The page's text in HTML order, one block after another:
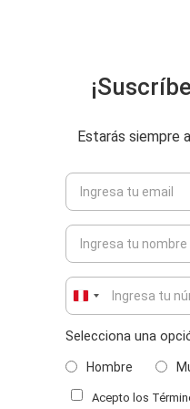
ENVIAR COMENTARIO
Estarás siempre
Peru
+51
Selecciona una
Hombre
Acepto los